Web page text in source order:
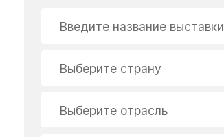
Введите название выставки
Выберите страну
Выберите отрасль